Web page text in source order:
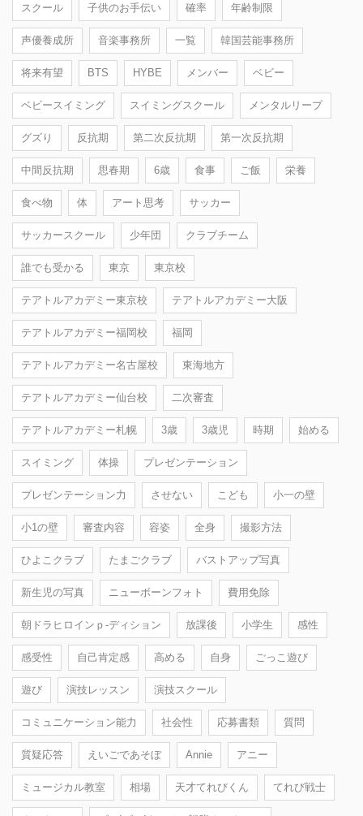
スクール 子供のお手伝い 確率 年齢制限
声優養成所 音楽事務所 一覧 韓国芸能事務所
将来有望 BTS HYBE メンバー ベビー
ベビースイミング スイミングスクール メンタルリープ
グズり 反抗期 第二次反抗期 第一次反抗期
中間反抗期 思春期 6歳 食事 ご飯 栄養
食べ物 体 アート思考 サッカー
サッカースクール 少年団 クラブチーム
誰でも受かる 東京 東京校
テアトルアカデミー東京校 テアトルアカデミー大阪
テアトルアカデミー福岡校 福岡
テアトルアカデミー名古屋校 東海地方
テアトルアカデミー仙台校 二次審査
テアトルアカデミー札幌 3歳 3歳児 時期 始める
スイミング 体操 プレゼンテーション
プレゼンテーション力 させない こども 小一の壁
小1の壁 審査内容 容姿 全身 撮影方法
ひよこクラブ たまごクラブ バストアップ写真
新生児の写真 ニューボーンフォト 費用免除
朝ドラヒロインｐ-ディション 放課後 小学生 感性
感受性 自己肯定感 高める 自身 ごっこ遊び
遊び 演技レッスン 演技スクール
コミュニケーション能力 社会性 応募書類 質問
質疑応答 えいごであそぼ Annie アニー
ミュージカル教室 相場 天才てれびくん てれび戦士